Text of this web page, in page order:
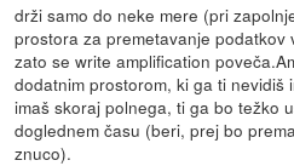
drži samo do neke mere (pri
prostora za premetavanje podatkov
zato se write amplification
dodatnim prostorom, ki ga ti nevidiš
imaš skoraj polnega, ti ga bo težko
doglednem času (beri, prej bo
znuco).